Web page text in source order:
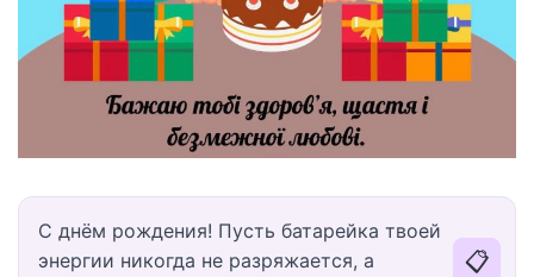
С днём рождения! Пусть батарейка твоей
энергии никогда не разряжается, а
📋